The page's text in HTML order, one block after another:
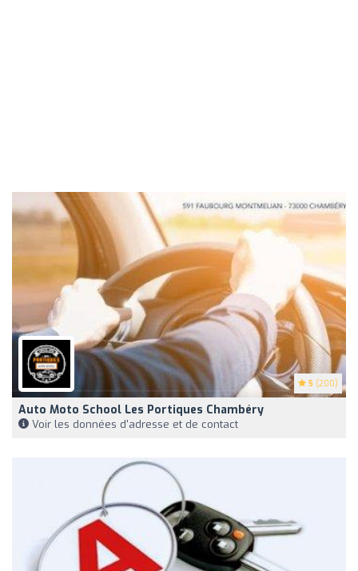
5 (200)
Auto Moto School Les Portiques Chambéry
Voir les données d'adresse et de contact